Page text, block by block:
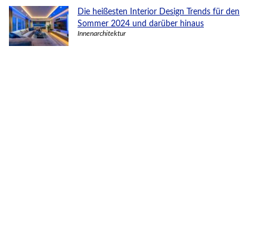
Die heißesten Interior Design Trends für den
Sommer 2024 und darüber hinaus
Innenarchitektur